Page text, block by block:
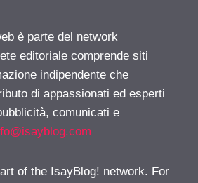
è parte del network
editoriale comprende siti
indipendente che
di appassionati ed esperti
comunicati e
of the IsayBlog! network. For